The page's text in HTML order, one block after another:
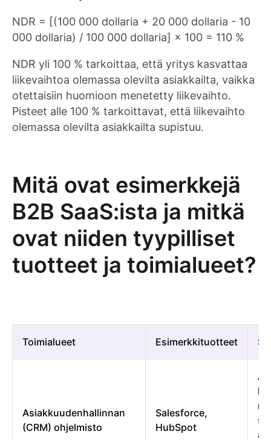
NDR = [(100 000 dollaria + 20 000 dollaria - 10
000 dollaria) / 100 000 dollaria] × 100 = 110 %
NDR yli 100 % tarkoittaa, että yritys kasvattaa
liikevaihtoa olemassa olevilta asiakkailta, vaikka
otettaisiin huomioon menetetty liikevaihto.
Pisteet alle 100 % tarkoittavat, että liikevaihto
olemassa olevilta asiakkailta supistuu.
Mitä ovat esimerkkejä
B2B SaaS:ista ja mitkä
ovat niiden tyypilliset
tuotteet ja toimialueet?
Toimialueet Esimerkkituotteet
Asiakkuudenhallinnan
(CRM) ohjelmisto
Salesforce,
HubSpot